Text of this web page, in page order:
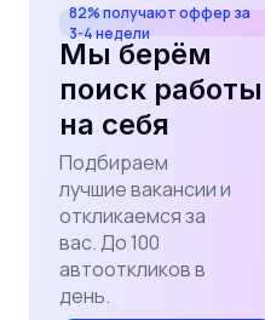
82% получают оффер за
3-4 недели
Мы берём
поиск работы
на себя
Подбираем
лучшие вакансии и
откликаемся за
вас. До 100
автооткликов в
день.